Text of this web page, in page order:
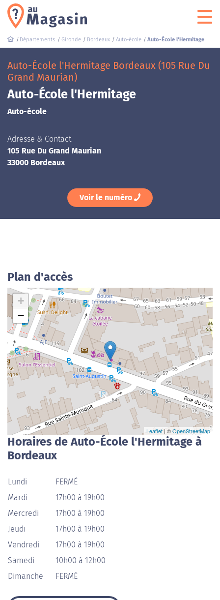
Départements Gironde Bordeaux Auto-école Auto-École l'Hermitage
Auto-École l'Hermitage Bordeaux (105 Rue Du
Grand Maurian)
Auto-École l'Hermitage
Auto-école
Adresse & Contact
105 Rue Du Grand Maurian
33000 Bordeaux
Voir le numéro
Plan d'accès
+
−
Leaflet | ©OpenStreetMap
Horaires de Auto-École l'Hermitage à
Bordeaux
Lundi
FERMÉ
Mardi
17h00 à 19h00
Mercredi
17h00 à 19h00
Jeudi
17h00 à 19h00
Vendredi
17h00 à 19h00
Samedi
10h00 à 12h00
Dimanche
FERMÉ